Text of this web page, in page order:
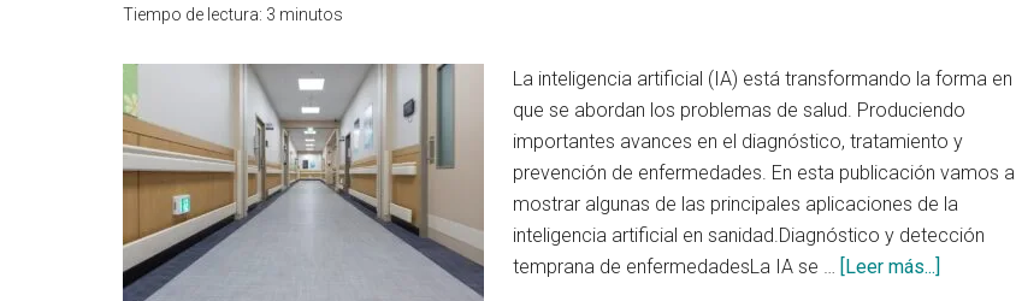
Tiempo de lectura: 3 minutos
La inteligencia artificial (IA) está transformando la forma en
que se abordan los problemas de salud. Produciendo
importantes avances en el diagnóstico, tratamiento y
prevención de enfermedades. En esta publicación vamos a
mostrar algunas de las principales aplicaciones de la
inteligencia artificial en sanidad.Diagnóstico y detección
temprana de enfermedadesLa IA se … [Leer más...]